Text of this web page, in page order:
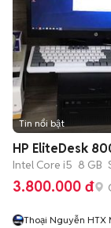
Tin nổi bật
HP EliteDesk
Intel Core i5 8 GB
3.800.000 đ
Thoại Nguyễn HTX